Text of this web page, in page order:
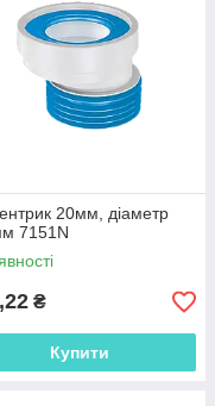
20мм, діаметр
7151N
₴
Купити